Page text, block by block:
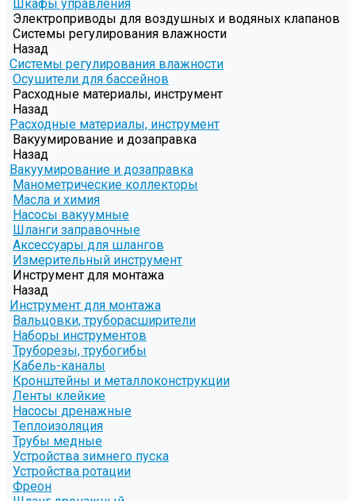
Шкафы управления
Электроприводы для воздушных и водяных клапанов
Системы регулирования влажности
Назад
Системы регулирования влажности
Осушители для бассейнов
Расходные материалы, инструмент
Назад
Расходные материалы, инструмент
Вакуумирование и дозаправка
Назад
Вакуумирование и дозаправка
Манометрические коллекторы
Масла и химия
Насосы вакуумные
Шланги заправочные
Аксессуары для шлангов
Измерительный инструмент
Инструмент для монтажа
Назад
Инструмент для монтажа
Вальцовки, труборасширители
Наборы инструментов
Труборезы, трубогибы
Кабель-каналы
Кронштейны и металлоконструкции
Ленты клейкие
Насосы дренажные
Теплоизоляция
Трубы медные
Устройства зимнего пуска
Устройства ротации
Фреон